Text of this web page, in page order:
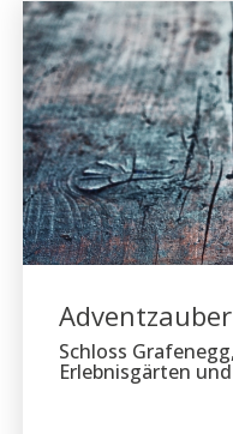
Schloss
Erlebnisgärten